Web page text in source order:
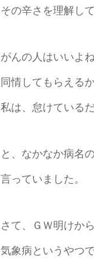
その辛さを理解し
がんの人はいいよね
同情してもらえるか
私は、怠けている
と、なかなか病名
言っていました。
さて、ＧＷ明けか
気象病というやつで